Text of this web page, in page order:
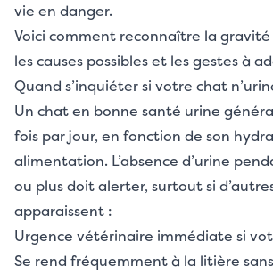
vie en danger.
Voici comment reconnaître la
les causes possibles et les gestes à
Quand s’inquiéter si votre chat
Un chat en bonne santé urine
fois par jour, en fonction de son
alimentation. L’absence d’urine
ou plus doit alerter, surtout si
apparaissent :
Urgence vétérinaire immédiate si
Se rend fréquemment à la litière